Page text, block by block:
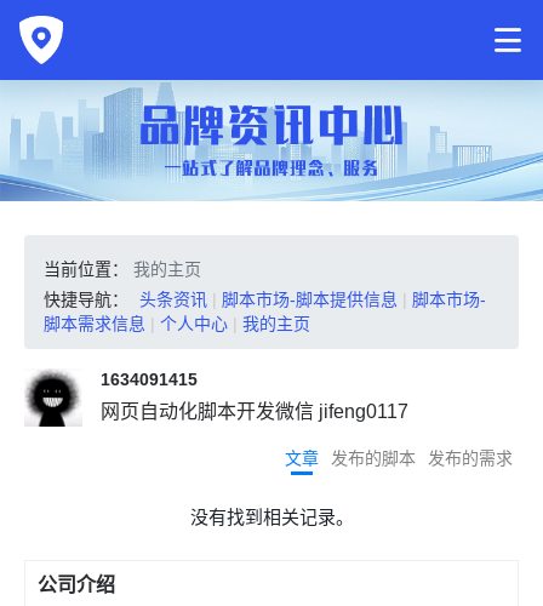
当前位置： 我的主页
快捷导航：
头条资讯 | 脚本市场-脚本提供信息 | 脚本市场-
脚本需求信息 | 个人中心 | 我的主页
1634091415
网页自动化脚本开发微信 jifeng0117
文章 发布的脚本 发布的需求
没有找到相关记录。
公司介绍